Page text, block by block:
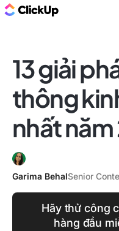
13 giải
thông
nhất
Garima BehalSenior
Hãy thử công
hàng đầu